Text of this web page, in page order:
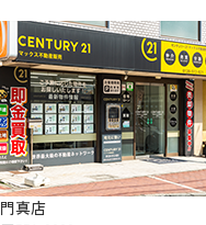
門真店